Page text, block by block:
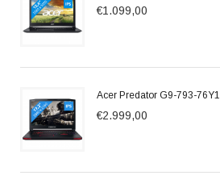
€1.099,00
Acer Predator G9-793-76Y1
€2.999,00